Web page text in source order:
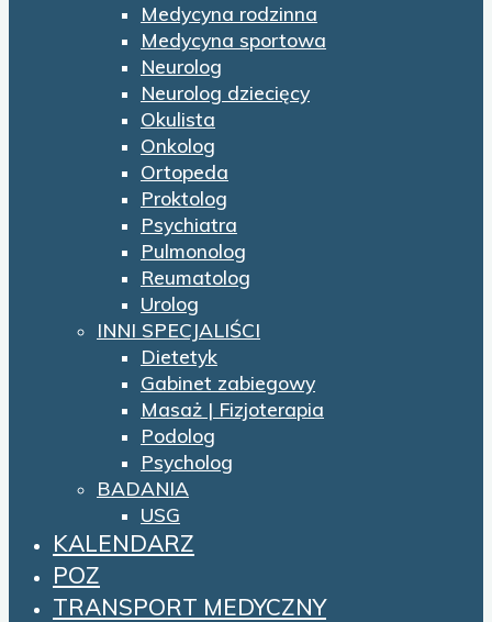
Medycyna rodzinna
Medycyna sportowa
Neurolog
Neurolog dziecięcy
Okulista
Onkolog
Ortopeda
Proktolog
Psychiatra
Pulmonolog
Reumatolog
Urolog
INNI SPECJALIŚCI
Dietetyk
Gabinet zabiegowy
Masaż | Fizjoterapia
Podolog
Psycholog
BADANIA
USG
KALENDARZ
POZ
TRANSPORT MEDYCZNY